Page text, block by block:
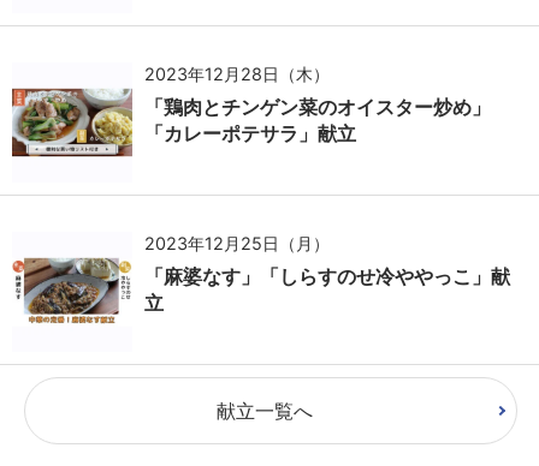
2023年12月28日（木）
「鶏肉とチンゲン菜のオイスター炒め」
「カレーポテサラ」献立
2023年12月25日（月）
「麻婆なす」「しらすのせ冷ややっこ」献
立
献立一覧へ